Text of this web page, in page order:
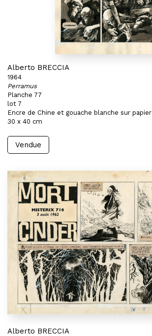
Alberto BRECCIA
1964
Perramus
Planche 77
lot 7
Encre de Chine et gouache blanche sur papier
30 x 40 cm
Vendue
Alberto BRECCIA